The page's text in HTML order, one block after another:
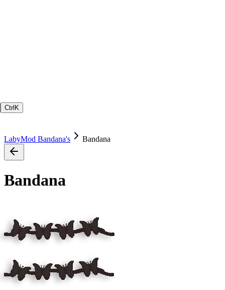
Ctrl K
LabyMod Bandana's Bandana
Bandana